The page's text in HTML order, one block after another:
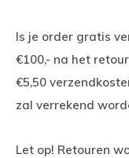
Is je order gratis
€100,- na het
€5,50
zal verrekend
Let op! Retouren